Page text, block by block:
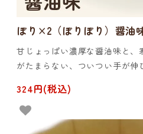
ぽり×2（ぽりぽり）醤油
甘じょっぱい濃厚な醤油味と、
がたまらない、ついつい手が伸
324円(税込)